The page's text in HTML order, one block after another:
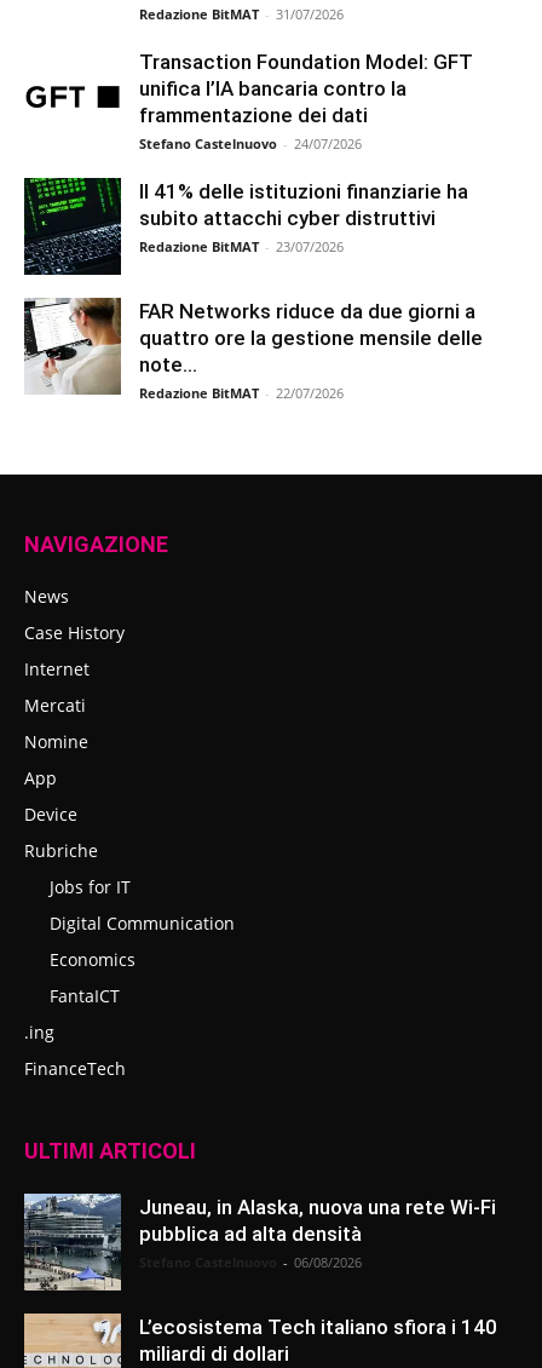
Redazione BitMAT - 31/07/2026
Transaction Foundation Model: GFT
unifica l’IA bancaria contro la
frammentazione dei dati
Stefano Castelnuovo - 24/07/2026
Il 41% delle istituzioni finanziarie ha
subito attacchi cyber distruttivi
Redazione BitMAT - 23/07/2026
FAR Networks riduce da due giorni a
quattro ore la gestione mensile delle
note...
Redazione BitMAT - 22/07/2026
NAVIGAZIONE
News
Case History
Internet
Mercati
Nomine
App
Device
Rubriche
Jobs for IT
Digital Communication
Economics
FantaICT
.ing
FinanceTech
ULTIMI ARTICOLI
Juneau, in Alaska, nuova una rete Wi-Fi
pubblica ad alta densità
- 06/08/2026
L’ecosistema Tech italiano sfiora i 140
miliardi di dollari